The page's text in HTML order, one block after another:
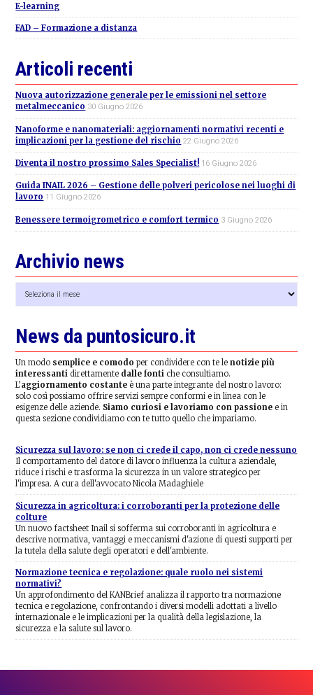
E-learning
FAD – Formazione a distanza
Articoli recenti
Nuova autorizzazione generale per le emissioni nel settore
metalmeccanico 30 Giugno 2026
Nanoforme e nanomateriali: aggiornamenti normativi recenti e
implicazioni per la gestione del rischio 22 Giugno 2026
Diventa il nostro prossimo Sales Specialist! 16 Giugno 2026
Guida INAIL 2026 – Gestione delle polveri pericolose nei luoghi di
lavoro 11 Giugno 2026
Benessere termoigrometrico e comfort termico 3 Giugno 2026
Archivio news
news
News da puntosicuro.it
Un modo semplice e comodo per condividere con te lenotizie più
interessanti direttamente dalle fonti che consultiamo.
L’aggiornamento costante è una parte integrante del nostro lavoro:
solo così possiamo offrire servizi sempre conformi e in linea con le
esigenze delle aziende. Siamo curiosi e lavoriamo con passione e in
questa sezione condividiamo con te tutto quello che impariamo.
Sicurezza sul lavoro: se non ci crede il capo, non ci crede nessuno
Il comportamento del datore di lavoro influenza la cultura aziendale,
riduce i rischi e trasforma la sicurezza in un valore strategico per
l'impresa. A cura dell'avvocato Nicola Madaghiele
Sicurezza in agricoltura: i corroboranti per la protezione delle
colture
Un nuovo factsheet Inail si sofferma sui corroboranti in agricoltura e
descrive normativa, vantaggi e meccanismi d'azione di questi supporti per
la tutela della salute degli operatori e dell'ambiente.
Normazione tecnica e regolazione: quale ruolo nei sistemi
normativi?
Un approfondimento del KANBrief analizza il rapporto tra normazione
tecnica e regolazione, confrontando i diversi modelli adottati a livello
internazionale e le implicazioni per la qualità della legislazione, la
sicurezza e la salute sul lavoro.